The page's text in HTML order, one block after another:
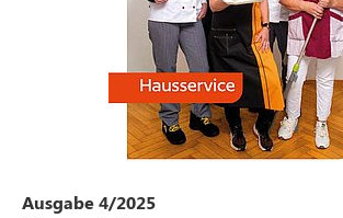
Ausgabe 4/2025